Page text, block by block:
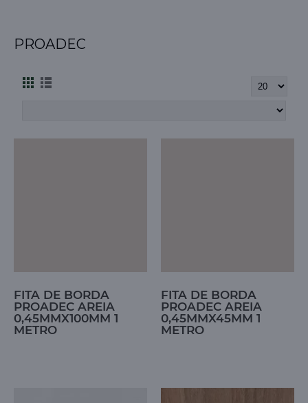
PROADEC
FITA DE BORDA
PROADEC AREIA
0,45MMX100MM 1
METRO
FITA DE BORDA
PROADEC AREIA
0,45MMX45MM 1
METRO